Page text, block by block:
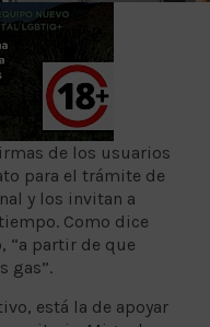
de los usuarios
para el trámite de
y los invitan a
Como dice
“a partir de que
gas”.
está la de apoyar